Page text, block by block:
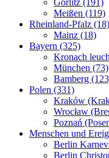
Görlitz (191)
Meißen (119)
Rheinland-Pfalz (18)
Mainz (18)
Bayern (325)
Kronach
München (73)
Bamberg
Polen (331)
Kraków
Wrocław
Poznań
Menschen und
Berlin
Berlin